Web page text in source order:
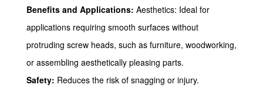
Benefits and Applications: Aesthetics: Ideal for
applications requiring smooth surfaces without
protruding screw heads, such as furniture, woodworking,
or assembling aesthetically pleasing parts.
Safety: Reduces the risk of snagging or injury.